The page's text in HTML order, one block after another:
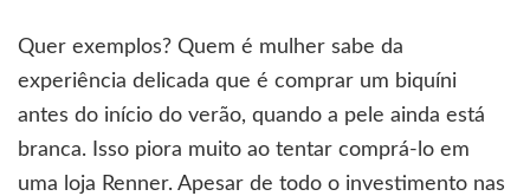
Quer exemplos? Quem é mulher sabe da
experiência delicada que é comprar um biquíni
antes do início do verão, quando a pele ainda está
branca. Isso piora muito ao tentar comprá-lo em
uma loja Renner. Apesar de todo o investimento nas